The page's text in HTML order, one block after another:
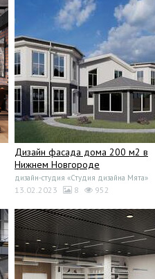
Дизайн фасада дома 200 м2 в
Нижнем Новгороде
дизайн-студия «Студия дизайна Мята»
13.02.2023 8 952